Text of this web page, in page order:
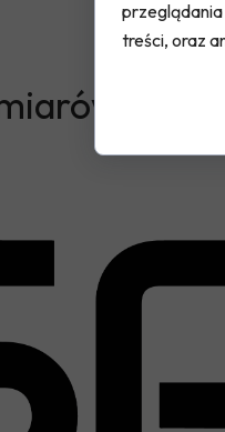
treści, oraz